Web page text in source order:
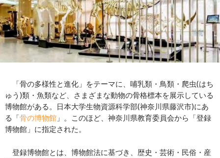
「骨の多様性と進化」をテーマに、哺乳類・鳥類・爬虫(はち
ゅう)類・魚類など、さまざまな動物の骨格標本を展示している
博物館がある。日本大学生物資源科学部(神奈川県藤沢市)にあ
る「骨の博物館 」。このほど、神奈川県教育委員会から「登録
博物館」に指定された。
登録博物館とは、博物館法に基づき、歴史・芸術・民俗・産